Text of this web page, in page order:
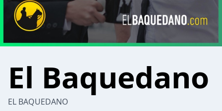
El Baquedano
EL BAQUEDANO